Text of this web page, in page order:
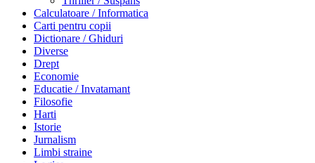
Calculatoare / Informatica
Carti pentru copii
Dictionare / Ghiduri
Diverse
Drept
Economie
Educatie / Invatamant
Filosofie
Harti
Istorie
Jurnalism
Limbi straine